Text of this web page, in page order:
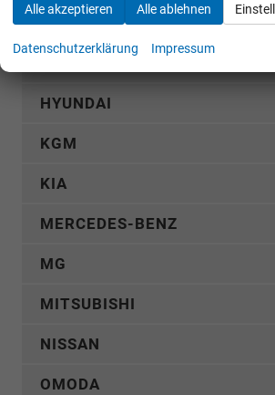
FORD
HYUNDAI
KGM
KIA
MERCEDES-BENZ
MG
MITSUBISHI
NISSAN
OMODA
Alle akzeptieren Alle ablehnen
Datenschutzerklärung Impressum